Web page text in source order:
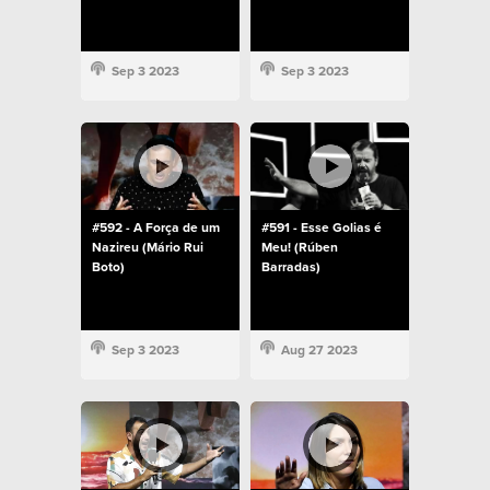
Sep 3 2023 Sep 3 2023
#592 - A Força de um
Nazireu (Mário Rui
Boto)
Sep 3 2023
#591 - Esse Golias é
Meu! (Rúben
Barradas)
Aug 27 2023